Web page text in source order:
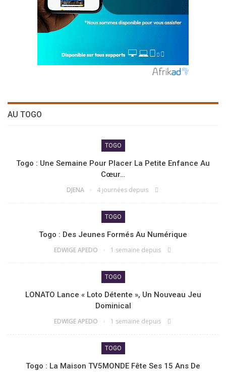
AU TOGO
TOGO
Togo : Une Semaine Pour Placer La Petite Enfance Au
Cœur…
DJENA 4 journées depuis
TOGO
Togo : Des Jeunes Formés Au Numérique
EDWIGE APEDO 1 semaine depuis
TOGO
LONATO Lance « Loto Détente », Un Nouveau Jeu
Dominical
EDWIGE APEDO 1 semaine depuis
TOGO
Togo : La Maison TV5MONDE Fête Ses 15 Ans De